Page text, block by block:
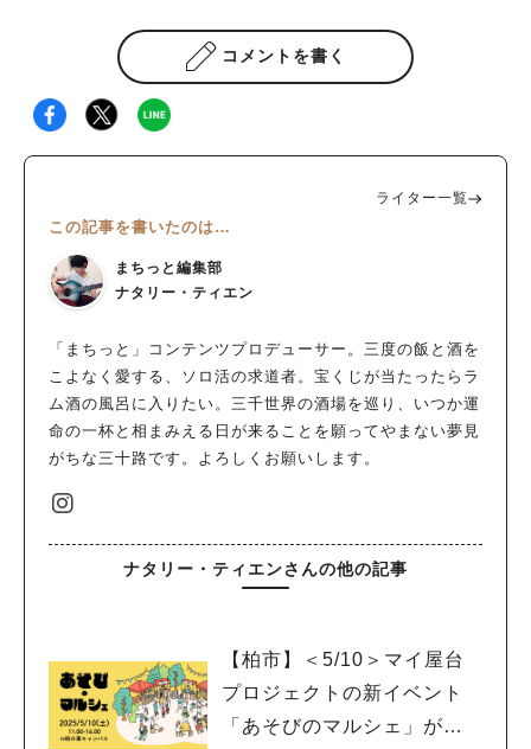
コメントを書く
ライター一覧
この記事を書いたのは…
まちっと編集部
ナタリー・ティエン
「まちっと」コンテンツプロデューサー。三度の飯と酒を
こよなく愛する、ソロ活の求道者。宝くじが当たったらラ
ム酒の風呂に入りたい。三千世界の酒場を巡り、いつか運
命の一杯と相まみえる日が来ることを願ってやまない夢見
がちな三十路です。よろしくお願いします。
ナタリー・ティエンさんの他の記事
【柏市】＜5/10＞マイ屋台
プロジェクトの新イベント
「あそびのマルシェ」が登